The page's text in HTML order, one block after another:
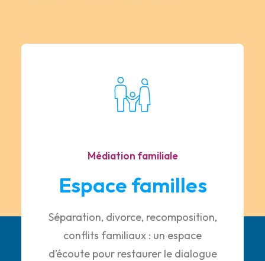
Médiation familiale
Espace familles
Séparation, divorce, recomposition,
conflits familiaux : un espace
d’écoute pour restaurer le dialogue